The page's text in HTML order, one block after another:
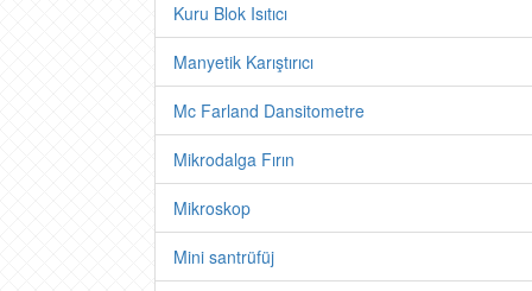
Kuru Blok Isıtıcı
Manyetik Karıştırıcı
Mc Farland Dansitometre
Mikrodalga Fırın
Mikroskop
Mini santrüfüj